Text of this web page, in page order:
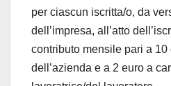
per ciascun iscritta/o, da
dell’impresa, all’atto
contributo mensile pari a 10
dell’azienda e a 2 euro a